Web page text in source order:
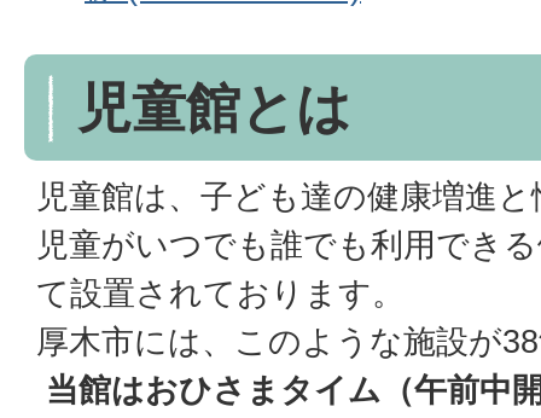
児童館とは
児童館は、子ども達の健康増進
児童がいつでも誰でも利用でき
て設置されております。
厚木市には、このような施設が
当館はおひさまタイム（午前中